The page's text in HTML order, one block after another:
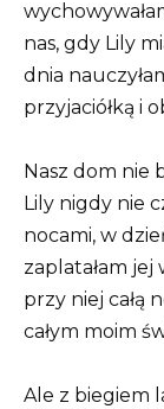
nas, gdy Lily
dnia
przyjaciółką i
Nasz dom nie
Lily nigdy nie
nocami, w
zaplatałam jej
przy niej całą
całym moim
Ale z biegiem